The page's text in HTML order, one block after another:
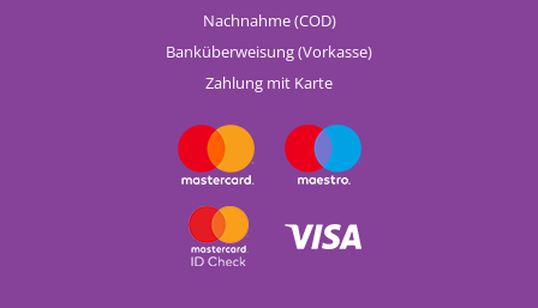
Nachnahme (COD)
Banküberweisung (Vorkasse)
Zahlung mit Karte